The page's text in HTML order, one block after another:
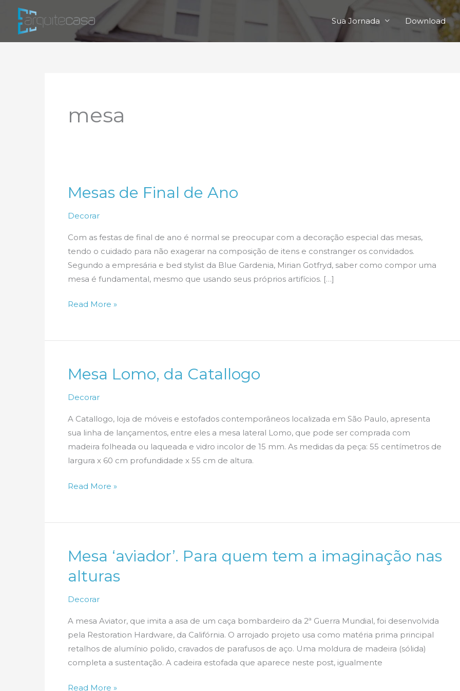
Sua Jornada Download
mesa
Mesas de Final de Ano
Decorar
Com as festas de final de ano é normal se preocupar com a decoração especial das mesas,
tendo o cuidado para não exagerar na composição de itens e constranger os convidados.
Segundo a empresária e bed stylist da Blue Gardenia, Mirian Gotfryd, saber como compor uma
mesa é fundamental, mesmo que usando seus próprios artifícios. […]
Mesas
Read More »
Mesa Lomo, da Catallogo
Decorar
A Catallogo, loja de móveis e estofados contemporâneos localizada em São Paulo, apresenta
sua linha de lançamentos, entre eles a mesa lateral Lomo, que pode ser comprada com
madeira folheada ou laqueada e vidro incolor de 15 mm. As medidas da peça: 55 centímetros de
largura x 60 cm profundidade x 55 cm de altura.
Mesa
Read More »
Mesa ‘aviador’. Para quem tem a imaginação nas
alturas
Decorar
A mesa Aviator, que imita a asa de um caça bombardeiro da 2ª Guerra Mundial, foi desenvolvida
pela Restoration Hardware, da Califórnia. O arrojado projeto usa como matéria prima principal
retalhos de alumínio polido, cravados de parafusos de aço. Uma moldura de madeira (sólida)
completa a sustentação. A cadeira estofada que aparece neste post, igualmente
Mesa
Read More »